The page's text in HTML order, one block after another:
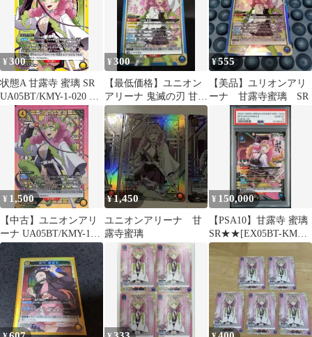
¥300
状態A 甘露寺 蜜璃 SR
UA05BT/KMY-1-020 ユ
ニオンアリーナ UNION
ARENA ユニアリ
¥300
【最低価格】ユニオン
アリーナ 鬼滅の刃 甘露
寺蜜璃 SR
¥555
【美品】ユリオンアリ
ーナ 甘露寺蜜璃 SR
¥ 1,500
【中古】ユニオンアリ
ーナ UA05BT/KMY-1-
020[SR★]：(キラ)甘露
寺 蜜璃
¥1,450
ユニオンアリーナ 甘
露寺蜜璃
¥ 150,000
【PSA10】甘露寺 蜜璃
SR★★[EX05BT-KMY-
3-034]鬼滅の刃